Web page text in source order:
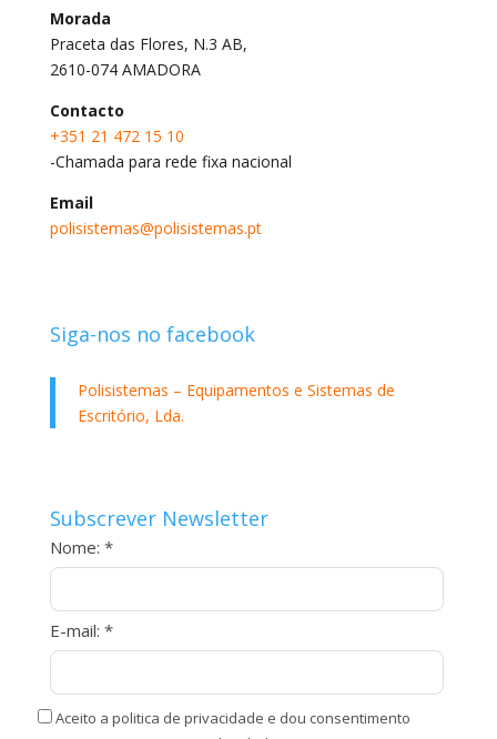
Morada
Praceta das Flores, N.3 AB,
2610-074 AMADORA
Contacto
+351 21 472 15 10
-Chamada para rede fixa nacional
Email
polisistemas@polisistemas.pt
Siga-nos no facebook
Polisistemas – Equipamentos e Sistemas de
Escritório, Lda.
Subscrever Newsletter
Nome: *
E-mail: *
Aceito a politica de privacidade e dou consentimento